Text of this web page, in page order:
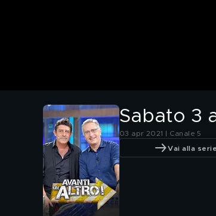
Sabato 3
03 apr 2021 | Canale 5
Vai alla serie